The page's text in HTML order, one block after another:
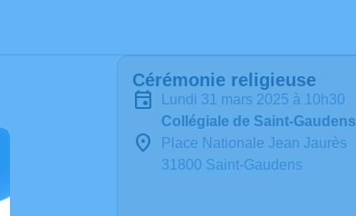
Cérémonie religieuse
lundi 31 mars 2025 à 10h30
Collégiale de Saint-Gaudens
Place Nationale Jean Jaurès
31800 Saint-Gaudens